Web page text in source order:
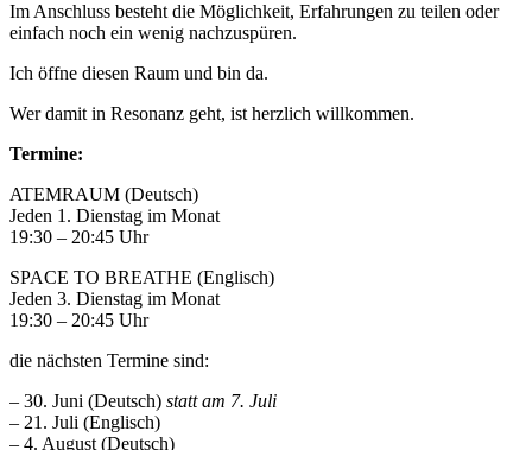
Im Anschluss besteht die Möglichkeit, Erfahrungen zu teilen oder
einfach noch ein wenig nachzuspüren.
Ich öffne diesen Raum und bin da.
Wer damit in Resonanz geht, ist herzlich willkommen.
Termine:
ATEMRAUM (Deutsch)
Jeden 1. Dienstag im Monat
19:30 – 20:45 Uhr
SPACE TO BREATHE (Englisch)
Jeden 3. Dienstag im Monat
19:30 – 20:45 Uhr
die nächsten Termine sind:
– 30. Juni (Deutsch) statt am 7. Juli
– 21. Juli (Englisch)
– 4. August (Deutsch)